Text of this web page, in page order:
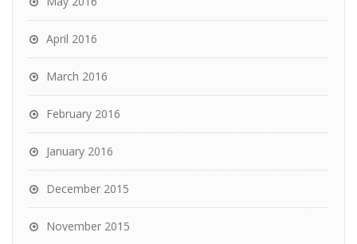
April 2016
March 2016
February 2016
January 2016
December 2015
November 2015